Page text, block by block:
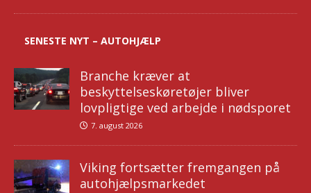
SENESTE NYT – AUTOHJÆLP
Branche kræver at
beskyttelseskøretøjer bliver
lovpligtige ved arbejde i nødsporet
7. august 2026
Viking fortsætter fremgangen på
autohjælpsmarkedet